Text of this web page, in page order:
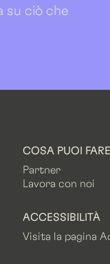
su ciò che
COSA PUOI
Partner
Lavora con noi
ACCESSIBILITÀ
Visita la pagina